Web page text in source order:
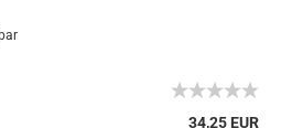
34,25 EUR